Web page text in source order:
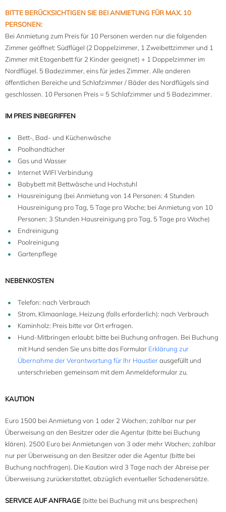
BITTE BERÜCKSICHTIGEN SIE BEI ANMIETUNG FÜR MAX. 10
PERSONEN:
Bei Anmietung zum Preis für 10 Personen werden nur die folgenden
Zimmer geöffnet: Südflügel (2 Doppelzimmer, 1 Zweibettzimmer und 1
Zimmer mit Etagenbett für 2 Kinder geeignet) + 1 Doppelzimmer im
Nordflügel. 5 Badezimmer, eins für jedes Zimmer. Alle anderen
öffentlichen Bereiche und Schlafzimmer / Bäder des Nordflügels sind
geschlossen. 10 Personen Preis = 5 Schlafzimmer und 5 Badezimmer.
IM PREIS INBEGRIFFEN
Bett-, Bad- und Küchenwäsche
Poolhandtücher
Gas und Wasser
Internet WIFI Verbindung
Babybett mit Bettwäsche und Hochstuhl
Hausreinigung (bei Anmietung von 14 Personen: 4 Stunden
Hausreinigung pro Tag, 5 Tage pro Woche; bei Anmietung von 10
Personen: 3 Stunden Hausreinigung pro Tag, 5 Tage pro Woche)
Endreinigung
Poolreinigung
Gartenpflege
NEBENKOSTEN
Telefon: nach Verbrauch
Strom, Klimaanlage, Heizung (falls erforderlich): nach Verbrauch
Kaminholz: Preis bitte vor Ort erfragen.
Hund-Mitbringen erlaubt: bitte bei Buchung anfragen. Bei Buchung
mit Hund senden Sie uns bitte das Formular Erklärung zur
Übernahme der Verantwortung für Ihr Haustierausgefüllt und
unterschrieben gemeinsam mit dem Anmeldeformular zu.
KAUTION
Euro 1500 bei Anmietung von 1 oder 2 Wochen; zahlbar nur per
Überweisung an den Besitzer oder die Agentur (bitte bei Buchung
klären). 2500 Euro bei Anmietungen von 3 oder mehr Wochen; zahlbar
nur per Überweisung an den Besitzer oder die Agentur (bitte bei
Buchung nachfragen). Die Kaution wird 3 Tage nach der Abreise per
Überweisung zurückerstattet, abzüglich eventueller Schadenersätze.
SERVICE AUF ANFRAGE (bitte bei Buchung mit uns besprechen)